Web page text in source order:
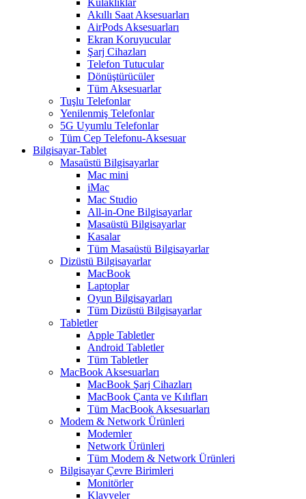
Kulaklıklar
Akıllı Saat Aksesuarları
AirPods Aksesuarları
Ekran Koruyucular
Şarj Cihazları
Telefon Tutucular
Dönüştürücüler
Tüm Aksesuarlar
Tuşlu Telefonlar
Yenilenmiş Telefonlar
5G Uyumlu Telefonlar
Tüm Cep Telefonu-Aksesuar
Bilgisayar-Tablet
Masaüstü Bilgisayarlar
Mac mini
iMac
Mac Studio
All-in-One Bilgisayarlar
Masaüstü Bilgisayarlar
Kasalar
Tüm Masaüstü Bilgisayarlar
Dizüstü Bilgisayarlar
MacBook
Laptoplar
Oyun Bilgisayarları
Tüm Dizüstü Bilgisayarlar
Tabletler
Apple Tabletler
Android Tabletler
Tüm Tabletler
MacBook Aksesuarları
MacBook Şarj Cihazları
MacBook Çanta ve Kılıfları
Tüm MacBook Aksesuarları
Modem & Network Ürünleri
Modemler
Network Ürünleri
Tüm Modem & Network Ürünleri
Bilgisayar Çevre Birimleri
Monitörler
Klavyeler